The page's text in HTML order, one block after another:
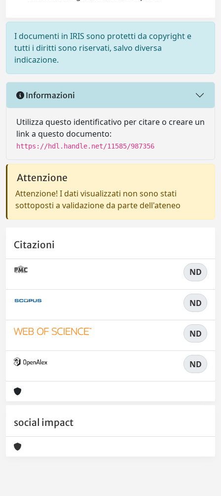
I documenti in IRIS sono protetti da copyright e
tutti i diritti sono riservati, salvo diversa
indicazione.
Informazioni
Utilizza questo identificativo per citare o creare un
link a questo documento:
https://hdl.handle.net/11585/987356
Attenzione
Attenzione! I dati visualizzati non sono stati
sottoposti a validazione da parte dell'ateneo
Citazioni
ND
ND
ND
ND
social impact